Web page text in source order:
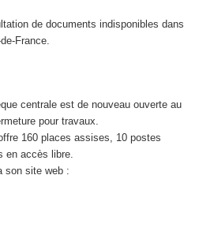
de documents indisponibles dans
France.
centrale est de nouveau ouverte au
pour travaux.
160 places assises, 10 postes
en accès libre.
son site web :